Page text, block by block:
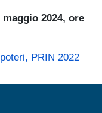
maggio 2024, ore
PRIN 2022